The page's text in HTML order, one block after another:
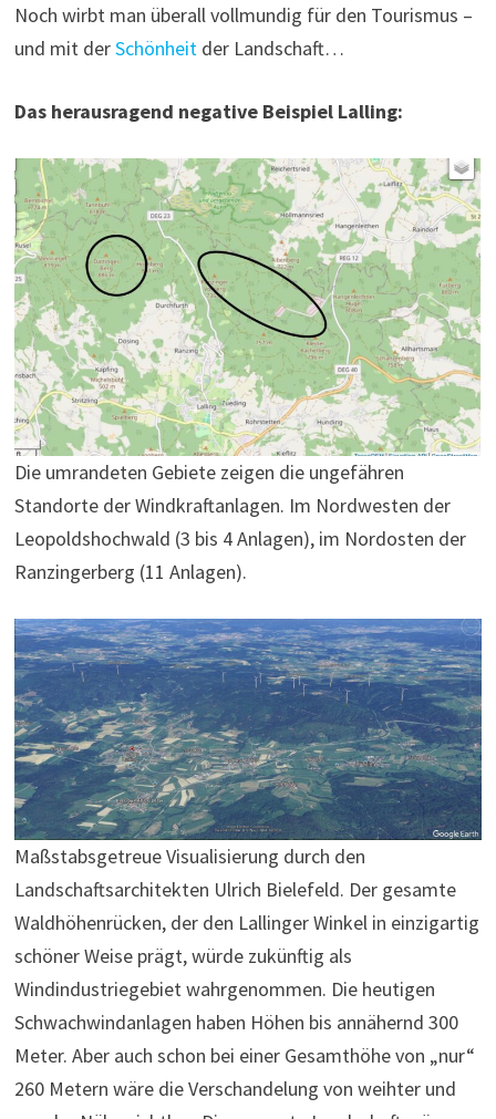
Noch wirbt man überall vollmundig für den Tourismus –
und mit derSchönheitder Landschaft…
Das herausragend negative Beispiel Lalling:
Die umrandeten Gebiete zeigen die ungefähren
Standorte der Windkraftanlagen. Im Nordwesten der
Leopoldshochwald (3 bis 4 Anlagen), im Nordosten der
Ranzingerberg (11 Anlagen).
Maßstabsgetreue Visualisierung durch den
Landschaftsarchitekten Ulrich Bielefeld. Der gesamte
Waldhöhenrücken, der den Lallinger Winkel in einzigartig
schöner Weise prägt, würde zukünftig als
Windindustriegebiet wahrgenommen. Die heutigen
Schwachwindanlagen haben Höhen bis annähernd 300
Meter. Aber auch schon bei einer Gesamthöhe von „nur“
260 Metern wäre die Verschandelung von weihter und